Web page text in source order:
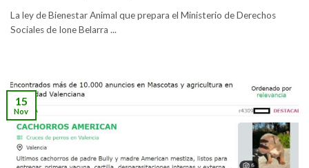
La ley de Bienestar Animal que prepara el Ministerio de Derechos
Sociales de Ione Belarra ...
15
Nov